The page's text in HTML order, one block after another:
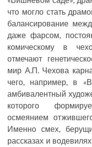
что могло стать
балансирование
даже фарсом,
комическому в
отмечают
мир А.П. Чехова
чего, например, в
амбивалентный
которого
осмеянием
Именно смех,
рассказах и